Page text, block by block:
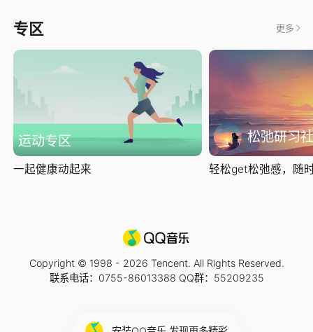
专区 更多
运动专区
一起健康动起来
松弛研习社
轻松get松弛感，随
Copyright © 1998 - 2026 Tencent. All Rights Reserved.
联系电话：0755-86013388 QQ群：55209235